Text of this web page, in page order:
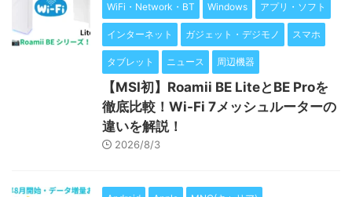
WiFi・Network・BT Windows アプリ・ソフト
インターネット ガジェット・デジモノ スマホ
タブレット ニュース 周辺機器
【MSI初】Roamii BE LiteとBE Proを
徹底比較！Wi-Fi 7メッシュルーターの
違いを解説！
2026/8/3